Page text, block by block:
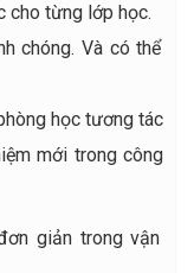
cho từng lớp học.
chóng. Và có thể
học tương tác
mới trong công
giản trong vận